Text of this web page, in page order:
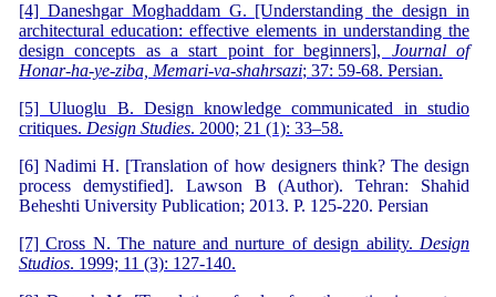
[4] Daneshgar Moghaddam G. [Understanding the design in
architectural education: effective elements in understanding the
design concepts as a start point for beginners], Journal of
Honar-ha-ye-ziba, Memari-va-shahrsazi; 37: 59-68. Persian.
[5] Uluoglu B. Design knowledge communicated in studio
critiques. Design Studies. 2000; 21 (1): 33–58.
[6] Nadimi H. [Translation of how designers think? The design
process demystified]. Lawson B (Author). Tehran: Shahid
Beheshti University Publication; 2013. P. 125-220. Persian
[7] Cross N. The nature and nurture of design ability. Design
Studios. 1999; 11 (3): 127-140.